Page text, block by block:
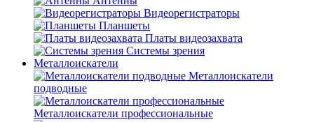
Видеорегистраторы
Планшеты
Платы видеозахвата
Системы зрения
Металлоискатели
Металлоискатели
подводные
Металлоискатели профессиональные